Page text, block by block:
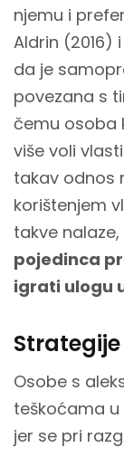
njemu i
Aldrin (2016)
da je
povezana s
čemu osoba
više voli
takav odnos
korištenjem
takve nalaze,
pojedinca
igrati ulogu
Osobe s
teškoćama
jer se pri